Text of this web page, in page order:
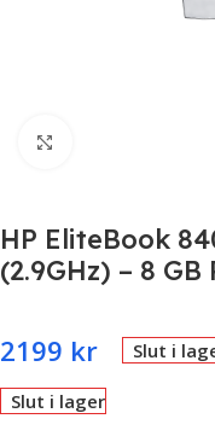
HP EliteBook
(2.9GHz) – 8 GB
2199 kr Slut i
Slut i lager